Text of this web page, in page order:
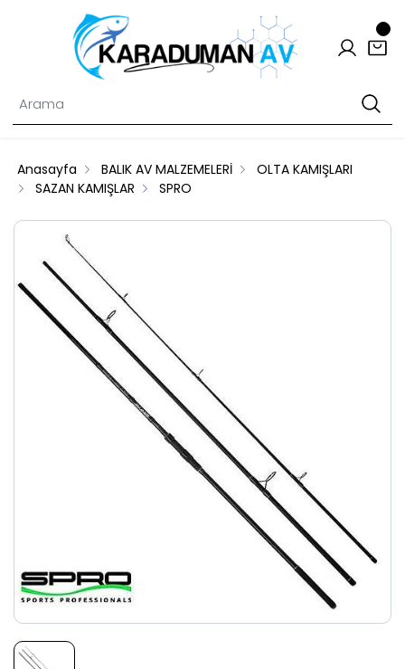
Anasayfa BALIK AV MALZEMELERİ
OLTA KAMIŞLARI
SAZAN KAMIŞLAR
SPRO